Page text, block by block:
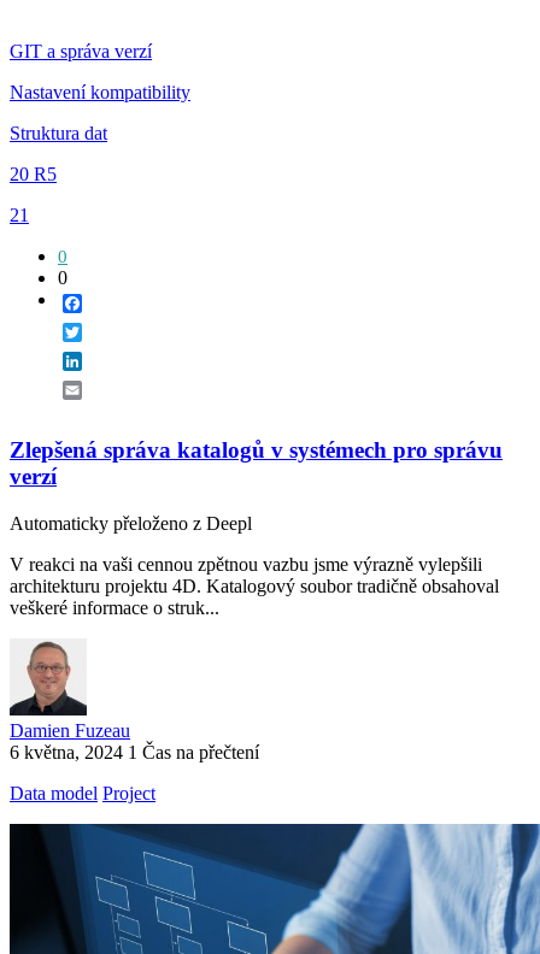
GIT a správa verzí
Nastavení kompatibility
Struktura dat
20 R5
21
0
0
Zlepšená správa katalogů v systémech pro správu
verzí
Automaticky přeloženo z Deepl
V reakci na vaši cennou zpětnou vazbu jsme výrazně vylepšili
architekturu projektu 4D. Katalogový soubor tradičně obsahoval
veškeré informace o struk...
Damien Fuzeau
6 května, 2024 1 Čas na přečtení
Data model Project